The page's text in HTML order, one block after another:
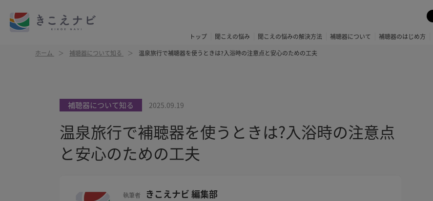
トップ 聞こえの悩み 聞こえの悩みの解決方法 補聴器について 補聴器のはじめ方
ホーム 補聴器について知る 温泉旅行で補聴器を使うときは?入浴時の注意点と安心のための工夫
補聴器について知る 2025.09.19
温泉旅行で補聴器を使うときは?入浴時の注意点
と安心のための工夫
執筆者 きこえナビ 編集部